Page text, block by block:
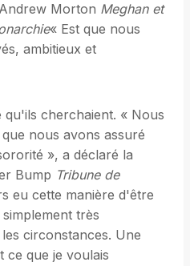
Morton Meghan et
« Est que nous
ambitieux et
qu'ils cherchaient. « Nous
nous avons assuré
», a déclaré la
Bump Tribune de
eu cette manière d'être
très
circonstances. Une
ce que je voulais